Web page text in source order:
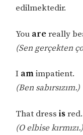
edilmektedir.
You arereally
(Sen gerçekten
I amimpatient.
(Ben sabırsızım.)
That dressisred.
(O elbise kırmızı.)